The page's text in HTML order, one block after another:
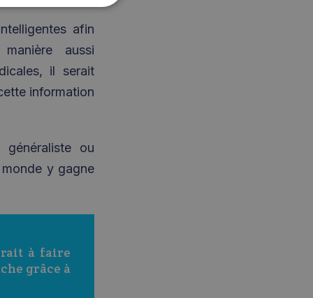
afin
aussi
il serait
information
ou
y gagne
à faire
grâce à